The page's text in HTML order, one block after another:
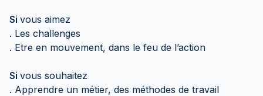
Si vous aimez
. Les challenges
. Etre en mouvement, dans le feu de l’action
Si vous souhaitez
. Apprendre un métier, des méthodes de travail